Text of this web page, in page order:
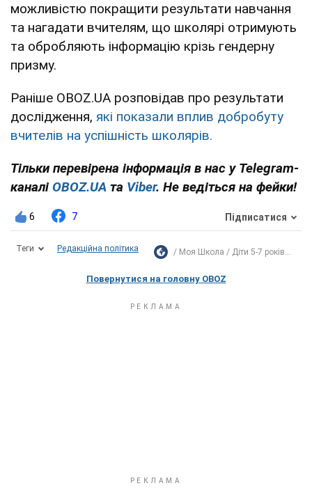
можливістю покращити результати навчання
та нагадати вчителям, що школярі отримують
та обробляють інформацію крізь гендерну
призму.
Раніше OBOZ.UA розповідав про результати
дослідження, які показали вплив добробуту
вчителів на успішність школярів.
Тільки перевірена інформація в нас у Telegram-
каналі OBOZ.UA та Viber. Не ведіться на фейки!
6 7 Підписатися
Теги Редакційна політика Моя Школа Діти 5-7 років...
Повернутися на головну OBOZ